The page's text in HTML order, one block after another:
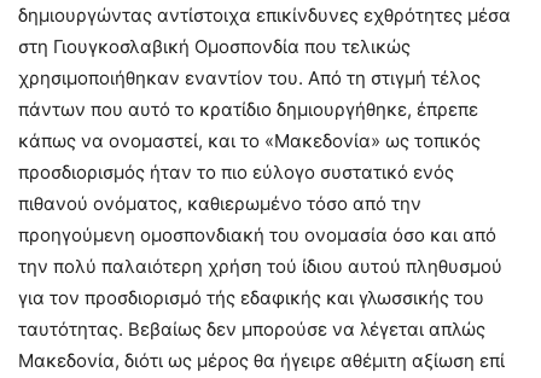
δημιουργώντας αντίστοιχα επικίνδυνες εχθρότητες μέσα
στη Γιουγκοσλαβική Ομοσπονδία που τελικώς
χρησιμοποιήθηκαν εναντίον του. Από τη στιγμή τέλος
πάντων που αυτό το κρατίδιο δημιουργήθηκε, έπρεπε
κάπως να ονομαστεί, και το «Μακεδονία» ως τοπικός
προσδιορισμός ήταν το πιο εύλογο συστατικό ενός
πιθανού ονόματος, καθιερωμένο τόσο από την
προηγούμενη ομοσπονδιακή του ονομασία όσο και από
την πολύ παλαιότερη χρήση τού ίδιου αυτού πληθυσμού
για τον προσδιορισμό τής εδαφικής και γλωσσικής του
ταυτότητας. Βεβαίως δεν μπορούσε να λέγεται απλώς
Μακεδονία, διότι ως μέρος θα ήγειρε αθέμιτη αξίωση επί